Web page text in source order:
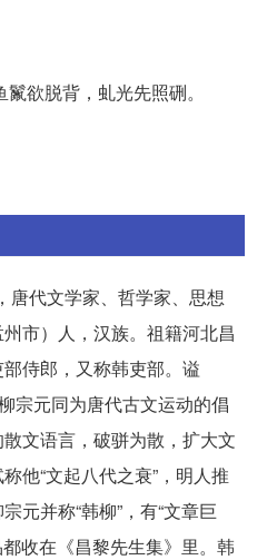
欲脱背，虬光先照硎。
唐代文学家、哲学家、思想
市）人，汉族。祖籍河北昌
侍郎，又称韩吏部。谥
宗元同为唐代古文运动的倡
文语言，破骈为散，扩大文
他“文起八代之衰”，明人推
元并称“韩柳”，有“文章巨
收在《昌黎先生集》里。韩